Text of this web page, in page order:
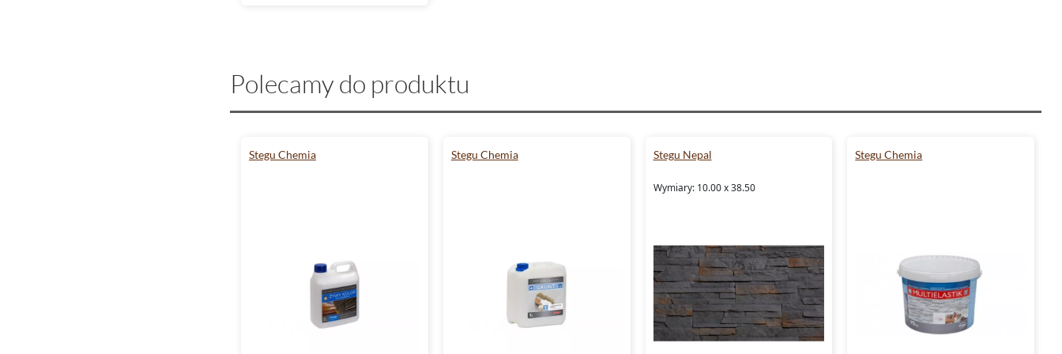
Polecamy do produktu
Stegu Chemia Stegu Chemia Stegu Nepal
Wymiary: 10.00 x 38.50
Stegu Chemia